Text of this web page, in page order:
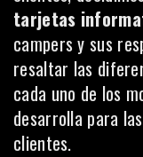
tarjetas
campers y sus
resaltar las
cada uno de los
desarrolla para
clientes.